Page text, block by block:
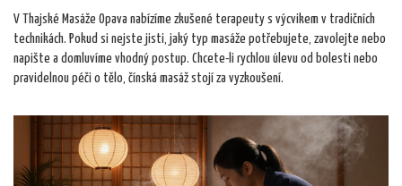
V Thajské Masáže Opava nabízíme zkušené terapeuty s výcvikem v tradičních
technikách. Pokud si nejste jisti, jaký typ masáže potřebujete, zavolejte nebo
napište a domluvíme vhodný postup. Chcete-li rychlou úlevu od bolesti nebo
pravidelnou péči o tělo, čínská masáž stojí za vyzkoušení.